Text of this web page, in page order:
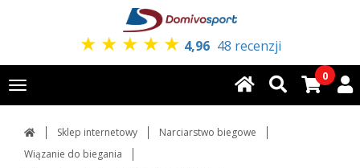
★ ★ ★ ★ ★ 4,96 48 recenzji
Toggle
navigation
0
Sklep internetowy
Narciarstwo biegowe
Wiązanie do biegania